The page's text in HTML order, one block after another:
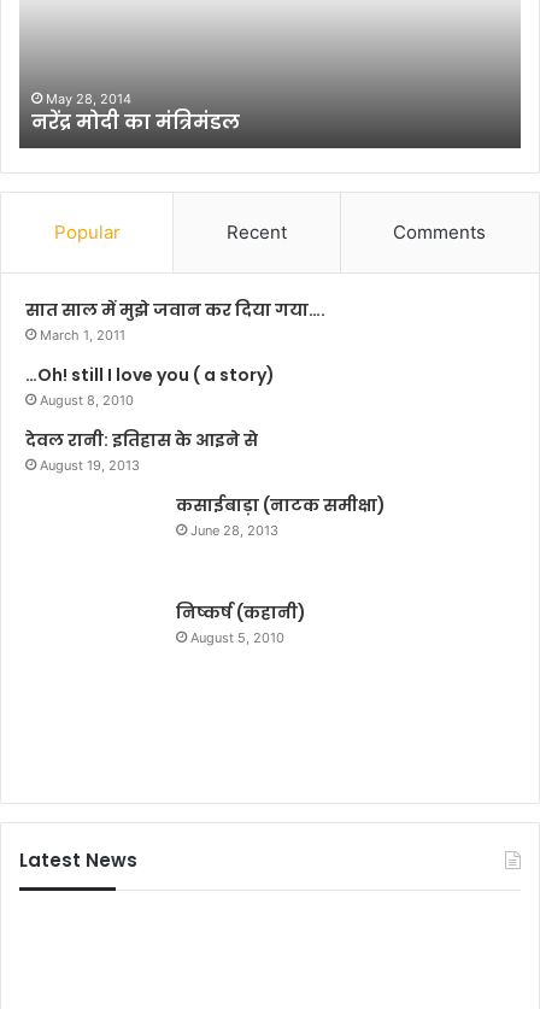
क्ष
ब
ने
वि
भां
ख
र
भा
र
म
November 27, 2024
लडैयाटाँङ थानाध्यक्ष बने विभांशु शेखर भास्करम
Popular Recent Comments
सात साल में मुझे जवान कर दिया गया….
March 1, 2011
…Oh! still I love you ( a story)
August 8, 2010
देवल रानी: इतिहास के आइने से
August 19, 2013
कसाईबाड़ा (नाटक समीक्षा)
June 28, 2013
निष्कर्ष (कहानी)
August 5, 2010
Latest News